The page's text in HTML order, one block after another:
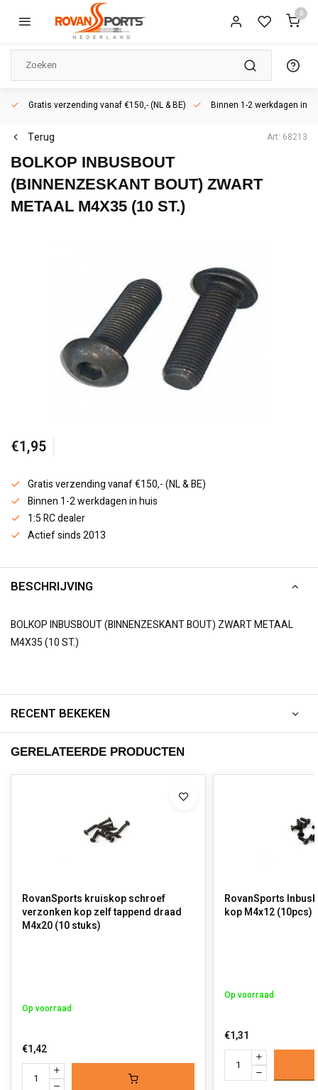
0
Gratis verzending vanaf €150,- (NL & BE) Binnen 1-2 werkdagen in
Terug Art: 68213
BOLKOP INBUSBOUT
(BINNENZESKANT BOUT) ZWART
METAAL M4X35 (10 ST.)
€1,95
Gratis verzending vanaf €150,- (NL & BE)
Binnen 1-2 werkdagen in huis
1:5 RC dealer
Actief sinds 2013
BESCHRIJVING
BOLKOP INBUSBOUT (BINNENZESKANT BOUT) ZWART METAAL
M4X35 (10 ST.)
RECENT BEKEKEN
GERELATEERDE PRODUCTEN
RovanSports kruiskop schroef
verzonken kop zelf tappend draad
M4x20 (10 stuks)
Op voorraad
€1,42
RovanSports
kop M4x12 (10pcs)
Op voorraad
€1,31